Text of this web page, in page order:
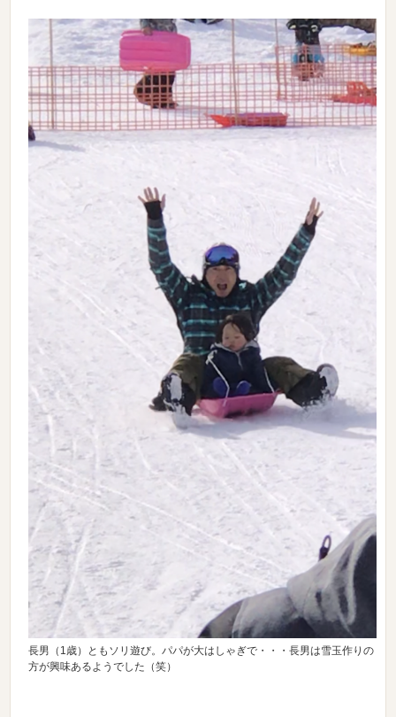
長男（1歳）ともソリ遊び。パパが大はしゃぎで・・・長男は雪玉作りの
方が興味あるようでした（笑）